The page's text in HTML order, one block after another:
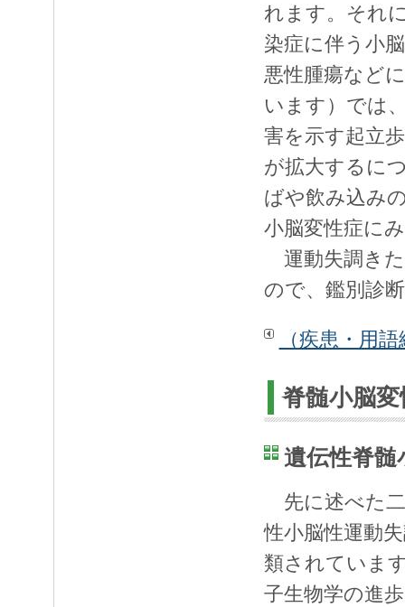
れます。それ
染症に伴う小
悪性腫瘍など
います）では
害を示す起立
が拡大するに
ばや飲み込み
小脳変性症に
運動失調きた
ので、鑑別診
（疾患・用
脊髄小脳変
遺伝性脊髄
先に述べた二
性小脳性運動
類されていま
子生物学の進